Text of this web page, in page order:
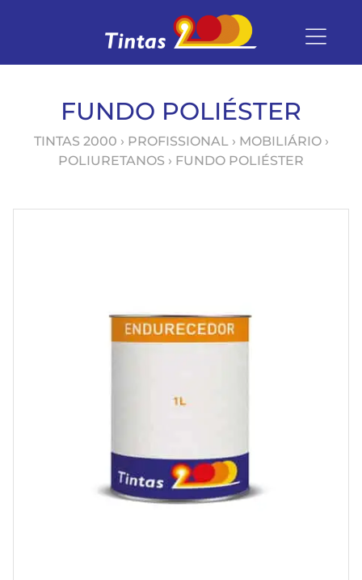
FUNDO POLIÉSTER
TINTAS 2000 › PROFISSIONAL› MOBILIÁRIO›
POLIURETANOS › FUNDO POLIÉSTER